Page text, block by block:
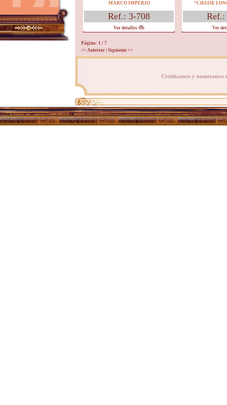
MARCO IMPERIO
Ref.: 3-708
Ver detalles
“CHAISE
Ref.:
Ver
Página: 1 / 7
<< Anterior Siguiente >>
Certificamos y numeramos